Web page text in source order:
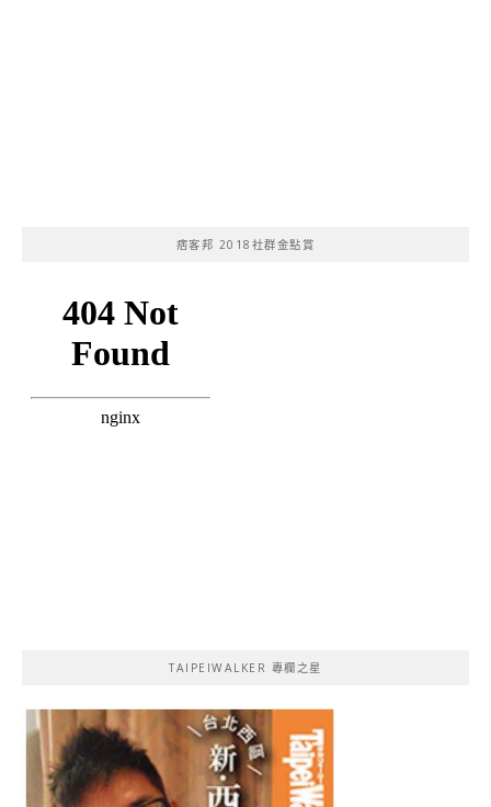
痞客邦 2018社群金點賞
TAIPEIWALKER 專欄之星